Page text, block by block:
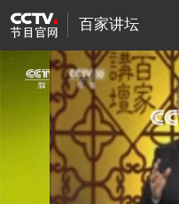
百家讲坛
网络开小